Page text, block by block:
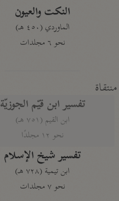
النكت والعيون
الماوردي (٤٥٠ هـ)
نحو ٦ مجلدات
منتقاة
تفسير ابن قيّم الجوزيّة
ابن القيم (٧٥١ هـ)
نحو ١٢ مجلدًا
تفسير شيخ الإسلام
ابن تيمية (٧٢٨ هـ)
نحو ٧ مجلدات